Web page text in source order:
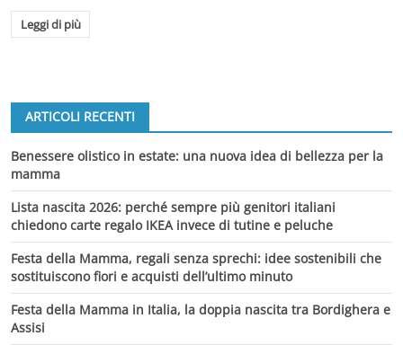
Leggi di più
ARTICOLI RECENTI
Benessere olistico in estate: una nuova idea di bellezza per la
mamma
Lista nascita 2026: perché sempre più genitori italiani
chiedono carte regalo IKEA invece di tutine e peluche
Festa della Mamma, regali senza sprechi: idee sostenibili che
sostituiscono fiori e acquisti dell’ultimo minuto
Festa della Mamma in Italia, la doppia nascita tra Bordighera e
Assisi